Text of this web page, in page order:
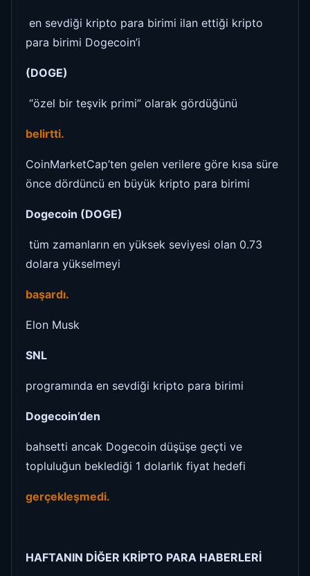
en sevdiği kripto para birimi ilan ettiği kripto
para birimi Dogecoin’i
(DOGE)
“özel bir teşvik primi” olarak gördüğünü
belirtti.
CoinMarketCap’ten gelen verilere göre kısa süre
önce dördüncü en büyük kripto para birimi
Dogecoin (DOGE)
tüm zamanların en yüksek seviyesi olan 0.73
dolara yükselmeyi
başardı.
Elon Musk
SNL
programında en sevdiği kripto para birimi
Dogecoin’den
bahsetti ancak Dogecoin düşüşe geçti ve
topluluğun beklediği 1 dolarlık fiyat hedefi
gerçekleşmedi.
HAFTANIN DİĞER KRİPTO PARA HABERLERİ